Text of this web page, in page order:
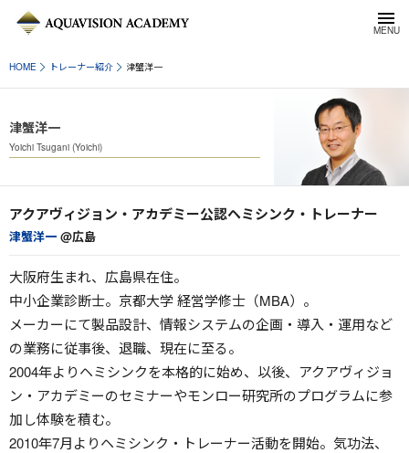
HOME トレーナー紹介 津蟹洋一
津蟹洋一
Yoichi Tsugani (Yoichi)
アクアヴィジョン・アカデミー公認ヘミシンク・トレーナー
津蟹洋一 @広島
大阪府生まれ、広島県在住。
中小企業診断士。京都大学 経営学修士（MBA）。
メーカーにて製品設計、情報システムの企画・導入・運用など
の業務に従事後、退職、現在に至る。
2004年よりヘミシンクを本格的に始め、以後、アクアヴィジョ
ン・アカデミーのセミナーやモンロー研究所のプログラムに参
加し体験を積む。
2010年7月よりヘミシンク・トレーナー活動を開始。気功法、